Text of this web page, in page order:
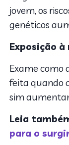
jovem, os
genéticos
Exposição
Exame como
feita quando
sim
Leia
para o